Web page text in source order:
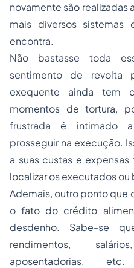
novamente são realizadas
mais diversos
encontra.
Não bastasse toda
sentimento de revolta
exequente ainda tem
momentos de tortura,
frustrada é intimado
prosseguir na execução.
a suas custas e
localizar os executados ou
Ademais, outro ponto que
o fato do crédito
desdenho. Sabe-se
rendimentos,
aposentadorias,